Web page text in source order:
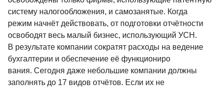
систему налогообложения, и самозанятые. Когда
режим начнёт действовать, от подготовки отчётности
освободят весь малый бизнес, использующий УСН.
В результате компании сократят расходы на ведение
бухгалтерии и обеспечение её функциониро
вания. Сегодня даже небольшие компании должны
заполнять до 17 видов отчётов. Если их не